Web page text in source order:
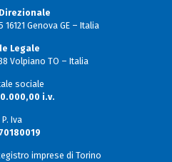
Genova GE – Italia
Legale
Volpiano TO – Italia
sociale
i.v.
P. Iva
imprese di Torino